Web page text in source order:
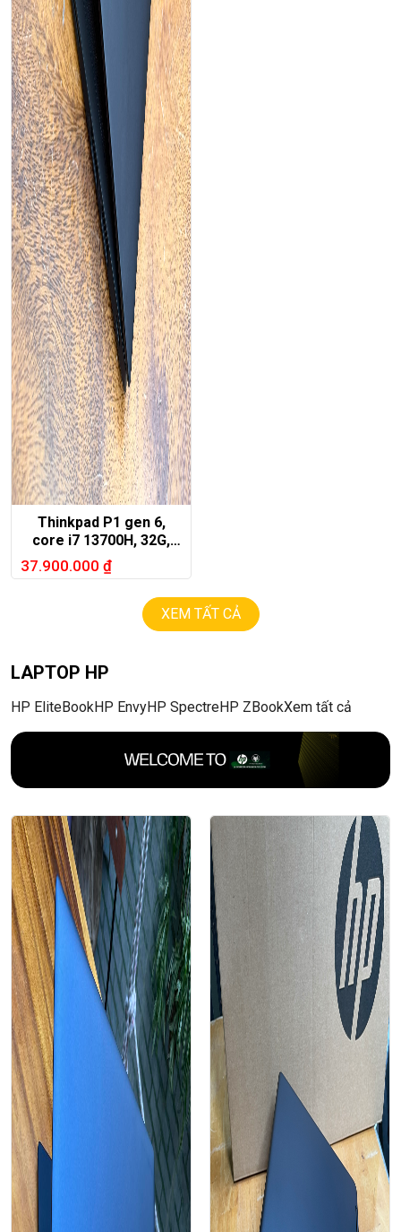
Thinkpad P1 gen 6,
core i7 13700H, 32G,
512G, RTX A1000, 16in
2.5K
37.900.000 ₫
XEM TẤT CẢ
LAPTOP HP
HP EliteBookHP EnvyHP SpectreHP ZBookXem tất cả